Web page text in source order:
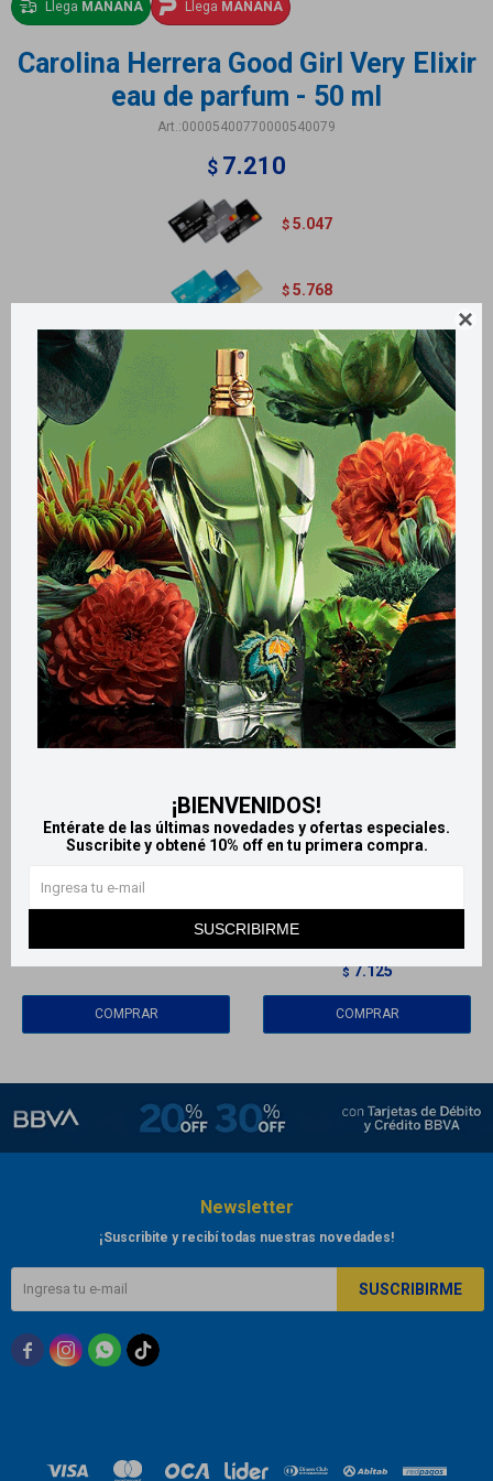

¡BIENVENIDOS!
Entérate de las últimas novedades y ofertas especiales.
Suscribite y obtené 10% off en tu primera compra.
SUSCRIBIRME
Llega MAÑANA Llega MAÑANA
Carolina Herrera Good Girl Very Elixir
eau de parfum - 50 ml
00005400770000540079
$ 7.210
$ 5.047
$ 5.768
Métodos y costos de envío
Retiros gratuitos en tiendas
Productos que te pueden interesar
Llega MAÑANA
Moschino Toy 2 edp - 100 ml
$ 7.020
Llega MAÑANA
La Vie est Belle eau de
$ 7.125
Newsletter
¡Suscribite y recibí todas nuestras novedades!
SUSCRIBIRME
  